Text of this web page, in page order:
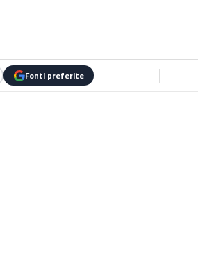
Fonti preferite